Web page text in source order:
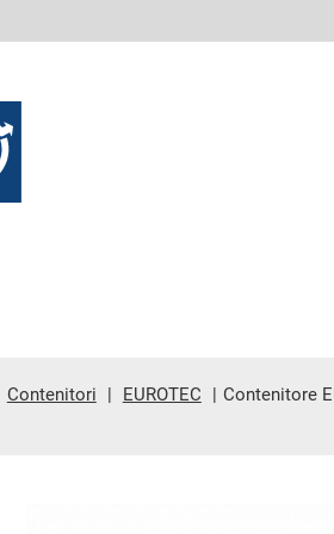
Contenitori EUROTEC Contenitore